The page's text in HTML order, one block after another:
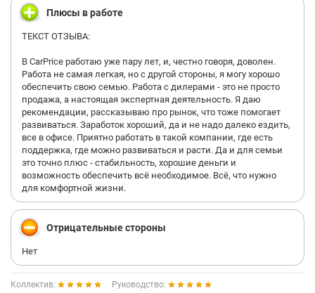
Плюсы в работе
ТЕКСТ ОТЗЫВА:
В CarPrice работаю уже пару лет, и, честно говоря, доволен.
Работа не самая легкая, но с другой стороны, я могу хорошо
обеспечить свою семью. Работа с дилерами - это не просто
продажа, а настоящая экспертная деятельность. Я даю
рекомендации, рассказываю про рынок, что тоже помогает
развиваться. Заработок хороший, да и не надо далеко ездить,
все в офисе. Приятно работать в такой компании, где есть
поддержка, где можно развиваться и расти. Да и для семьи
это точно плюс - стабильность, хорошие деньги и
возможность обеспечить всё необходимое. Всё, что нужно
для комфортной жизни.
Отрицательные стороны
Нет
Коллектив:
Руководство: